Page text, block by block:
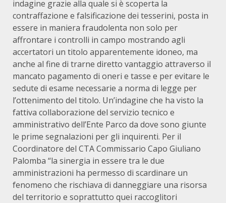
indagine grazie alla quale si è scoperta la
contraffazione e falsificazione dei tesserini, posta in
essere in maniera fraudolenta non solo per
affrontare i controlli in campo mostrando agli
accertatori un titolo apparentemente idoneo, ma
anche al fine di trarne diretto vantaggio attraverso il
mancato pagamento di oneri e tasse e per evitare le
sedute di esame necessarie a norma di legge per
l’ottenimento del titolo. Un’indagine che ha visto la
fattiva collaborazione del servizio tecnico e
amministrativo dell’Ente Parco da dove sono giunte
le prime segnalazioni per gli inquirenti. Per il
Coordinatore del CTA Commissario Capo Giuliano
Palomba “la sinergia in essere tra le due
amministrazioni ha permesso di scardinare un
fenomeno che rischiava di danneggiare una risorsa
del territorio e soprattutto quei raccoglitori